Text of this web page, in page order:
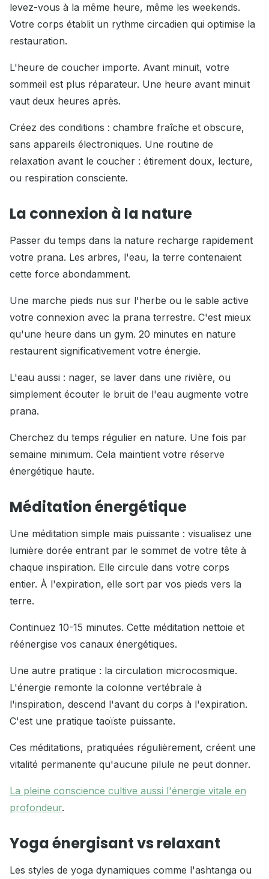
levez-vous à la même heure, même les weekends.
Votre corps établit un rythme circadien qui optimise la
restauration.
L'heure de coucher importe. Avant minuit, votre
sommeil est plus réparateur. Une heure avant minuit
vaut deux heures après.
Créez des conditions : chambre fraîche et obscure,
sans appareils électroniques. Une routine de
relaxation avant le coucher : étirement doux, lecture,
ou respiration consciente.
La connexion à la nature
Passer du temps dans la nature recharge rapidement
votre prana. Les arbres, l'eau, la terre contenaient
cette force abondamment.
Une marche pieds nus sur l'herbe ou le sable active
votre connexion avec la prana terrestre. C'est mieux
qu'une heure dans un gym. 20 minutes en nature
restaurent significativement votre énergie.
L'eau aussi : nager, se laver dans une rivière, ou
simplement écouter le bruit de l'eau augmente votre
prana.
Cherchez du temps régulier en nature. Une fois par
semaine minimum. Cela maintient votre réserve
énergétique haute.
Méditation énergétique
Une méditation simple mais puissante : visualisez une
lumière dorée entrant par le sommet de votre tête à
chaque inspiration. Elle circule dans votre corps
entier. À l'expiration, elle sort par vos pieds vers la
terre.
Continuez 10-15 minutes. Cette méditation nettoie et
réénergise vos canaux énergétiques.
Une autre pratique : la circulation microcosmique.
L'énergie remonte la colonne vertébrale à
l'inspiration, descend l'avant du corps à l'expiration.
C'est une pratique taoïste puissante.
Ces méditations, pratiquées régulièrement, créent une
vitalité permanente qu'aucune pilule ne peut donner.
La pleine conscience cultive aussi l'énergie vitale en
profondeur.
Yoga énergisant vs relaxant
Les styles de yoga dynamiques comme l'ashtanga ou